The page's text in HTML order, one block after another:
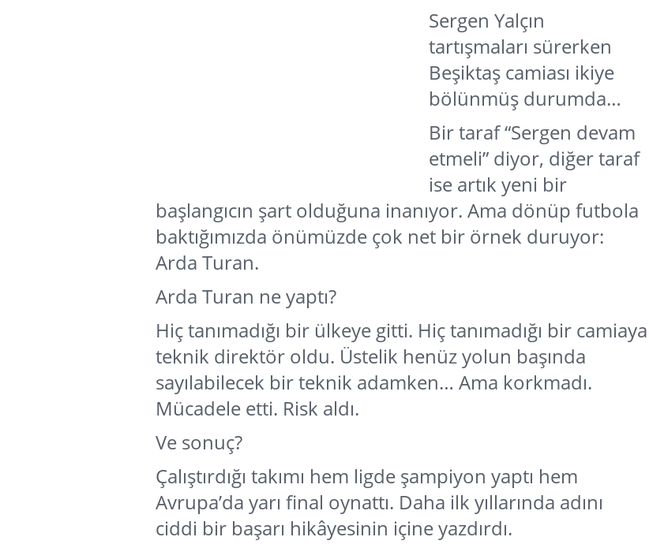
Sergen Yalçın
tartışmaları sürerken
Beşiktaş camiası ikiye
bölünmüş durumda…
Bir taraf “Sergen devam
etmeli” diyor, diğer taraf
ise artık yeni bir
başlangıcın şart olduğuna inanıyor. Ama dönüp futbola
baktığımızda önümüzde çok net bir örnek duruyor:
Arda Turan.
Arda Turan ne yaptı?
Hiç tanımadığı bir ülkeye gitti. Hiç tanımadığı bir camiaya
teknik direktör oldu. Üstelik henüz yolun başında
sayılabilecek bir teknik adamken… Ama korkmadı.
Mücadele etti. Risk aldı.
Ve sonuç?
Çalıştırdığı takımı hem ligde şampiyon yaptı hem
Avrupa’da yarı final oynattı. Daha ilk yıllarında adını
ciddi bir başarı hikâyesinin içine yazdırdı.